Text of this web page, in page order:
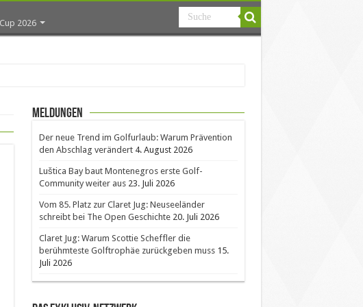
2026
Meldungen
Der neue Trend im Golfurlaub: Warum Prävention
den Abschlag verändert 4. August 2026
Luštica Bay baut Montenegros erste Golf-
Community weiter aus 23. Juli 2026
Vom 85. Platz zur Claret Jug: Neuseeländer
schreibt bei The Open Geschichte 20. Juli 2026
Claret Jug: Warum Scottie Scheffler die
berühmteste Golftrophäe zurückgeben muss 15.
Juli 2026